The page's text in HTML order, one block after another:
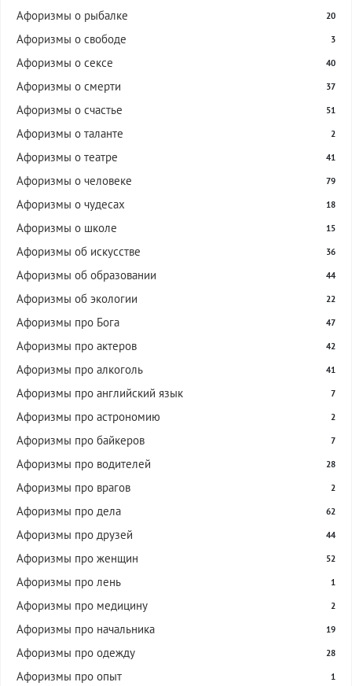
Афоризмы о рыбалке 20
Афоризмы о свободе 3
Афоризмы о сексе 40
Афоризмы о смерти 37
Афоризмы о счастье 51
Афоризмы о таланте 2
Афоризмы о театре 41
Афоризмы о человеке 79
Афоризмы о чудесах 18
Афоризмы о школе 15
Афоризмы об искусстве 36
Афоризмы об образовании 44
Афоризмы об экологии 22
Афоризмы про Бога 47
Афоризмы про актеров 42
Афоризмы про алкоголь 41
Афоризмы про английский язык 7
Афоризмы про астрономию 2
Афоризмы про байкеров 7
Афоризмы про водителей 28
Афоризмы про врагов 2
Афоризмы про дела 62
Афоризмы про друзей 44
Афоризмы про женщин 52
Афоризмы про лень 1
Афоризмы про медицину 2
Афоризмы про начальника 19
Афоризмы про одежду 28
Афоризмы про опыт 1